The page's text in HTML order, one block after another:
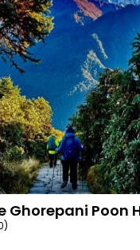
Ghorepani Poon